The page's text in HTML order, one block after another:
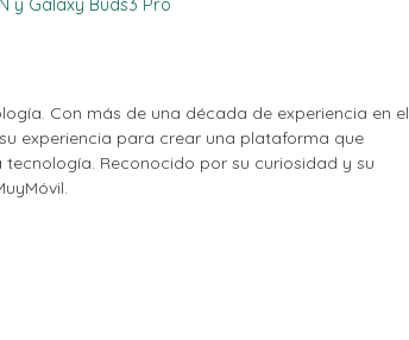
Con más de una década de experiencia en el
experiencia para crear una plataforma que
Reconocido por su curiosidad y su